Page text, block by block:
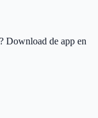
Download de app en